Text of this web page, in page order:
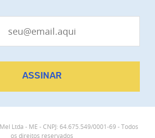
ASSINAR
Ltda - ME - CNPJ: 64.675.549/0001-69 - Todos
os direitos reservados